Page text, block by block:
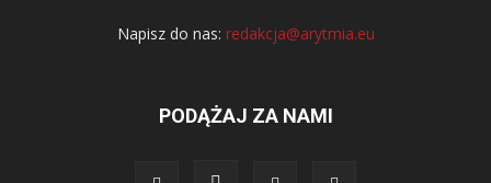
Napisz do nas: redakcja@arytmia.eu
PODĄŻAJ ZA NAMI